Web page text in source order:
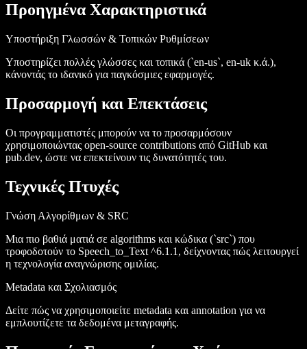
Προηγμένα Χαρακτηριστικά
Υποστήριξη Γλωσσών & Τοπικών Ρυθμίσεων
Υποστηρίζει πολλές γλώσσες και τοπικά (`en-us`, en-uk κ.ά.),
κάνοντάς το ιδανικό για παγκόσμιες εφαρμογές.
Προσαρμογή και Επεκτάσεις
Οι προγραμματιστές μπορούν να το προσαρμόσουν
χρησιμοποιώντας open-source contributions από GitHub και
pub.dev, ώστε να επεκτείνουν τις δυνατότητές του.
Τεχνικές Πτυχές
Γνώση Αλγορίθμων & SRC
Μια πιο βαθιά ματιά σε algorithms και κώδικα (`src`) που
τροφοδοτούν το Speech_to_Text ^6.1.1, δείχνοντας πώς λειτουργεί
η τεχνολογία αναγνώρισης ομιλίας.
Metadata και Σχολιασμός
Δείτε πώς να χρησιμοποιείτε metadata και annotation για να
εμπλουτίζετε τα δεδομένα μεταγραφής.